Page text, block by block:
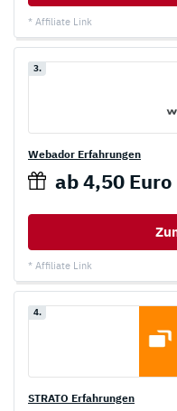
* Affiliate Link
3.
Webador Erfahrungen
ab 4,50
* Affiliate Link
4.
STRATO Erfahrungen